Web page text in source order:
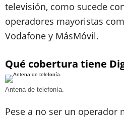
televisión, como sucede
operadores mayoristas
Vodafone y MásMóvil.
Qué cobertura tiene
Antena de telefonía.
Pese a no ser un operador